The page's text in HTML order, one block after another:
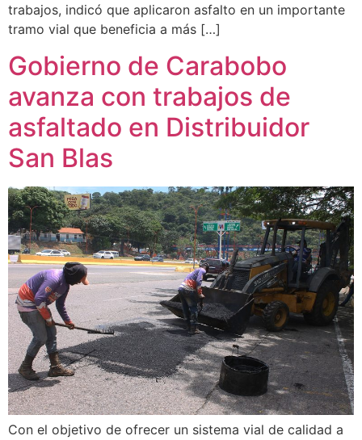
trabajos, indicó que aplicaron asfalto en un importante
tramo vial que beneficia a más […]
Gobierno de Carabobo
avanza con trabajos de
asfaltado en Distribuidor
San Blas
Con el objetivo de ofrecer un sistema vial de calidad a